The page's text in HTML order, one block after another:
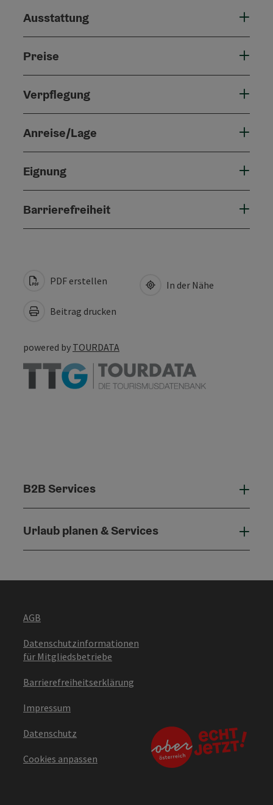
Ausstattung
Preise
Verpflegung
Anreise/Lage
Eignung
Barrierefreiheit
PDF erstellen
Beitrag drucken
In der Nähe
powered by TOURDATA
B2B Services
Urlaub planen & Services
AGB
Datenschutzinformationen
für Mitgliedsbetriebe
Barrierefreiheitserklärung
Impressum
Datenschutz
Cookies anpassen